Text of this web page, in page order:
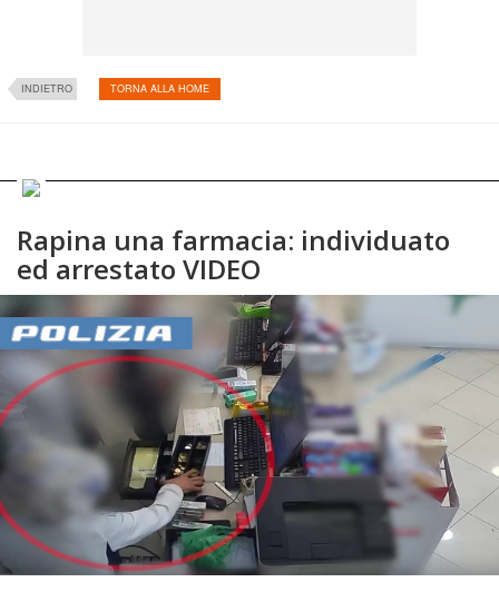
INDIETRO TORNA ALLA HOME
Rapina una farmacia: individuato
ed arrestato VIDEO